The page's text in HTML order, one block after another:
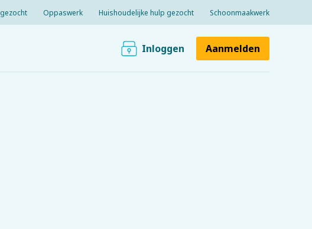
Oppaswerk Huishoudelijke hulp gezocht Schoonmaakwerk
Inloggen Aanmelden